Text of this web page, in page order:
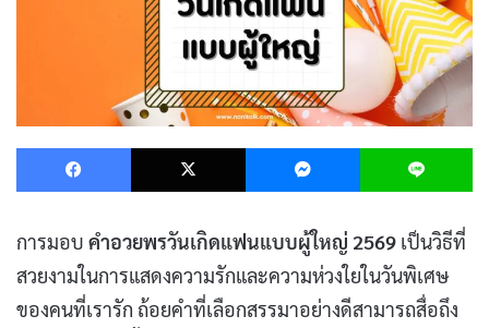
Facebook X Messenger
การมอบ คำอวยพรวันเกิดแฟนแบบผู้ใหญ่ 2569 เป็นวิธีที่
สวยงามในการแสดงความรักและความห่วงใยในวันพิเศษ
ของคนที่เรารัก ถ้อยคำที่เลือกสรรมาอย่างดีสามารถสื่อถึง